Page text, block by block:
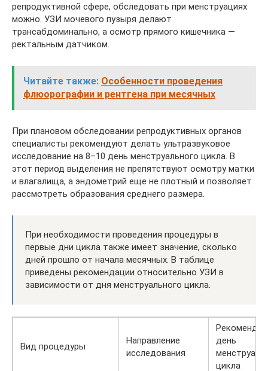
репродуктивной сфере, обследовать при менструациях
можно. УЗИ мочевого пузыря делают
трансабдоминально, а осмотр прямого кишечника —
ректальным датчиком.
Читайте также: Особенности проведения
флюорографии и рентгена при месячных
При плановом обследовании репродуктивных органов
специалисты рекомендуют делать ультразвуковое
исследование на 8–10 день менструального цикла. В
этот период выделения не препятствуют осмотру матки
и влагалища, а эндометрий еще не плотный и позволяет
рассмотреть образования среднего размера.
При необходимости проведения процедуры в
первые дни цикла также имеет значение, сколько
дней прошло от начала месячных. В таблице
приведены рекомендации относительно УЗИ в
зависимости от дня менструального цикла.
Вид процедуры
Направление
исследования
день
цикла